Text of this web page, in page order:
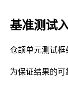
基准测试
仓颉单元测试框
为保证结果的可